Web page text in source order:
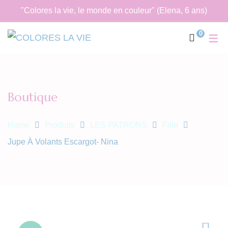
"Colores la vie, le monde en couleur" (Elena, 6 ans)
0
Boutique
Home Produits LES PATRONS
Fille
Jupe À Volants Escargot- Nina